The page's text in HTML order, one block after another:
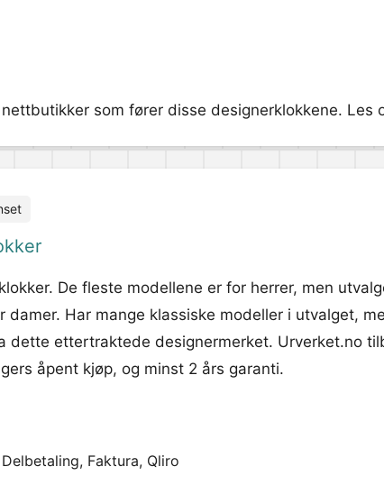
som fører disse designerklokkene.
De fleste modellene er for herrer, men
Har mange klassiske modeller i utvalget,
dette ettertraktede designermerket. Urverket.no
åpent kjøp, og minst 2 års garanti.
Faktura, Qliro